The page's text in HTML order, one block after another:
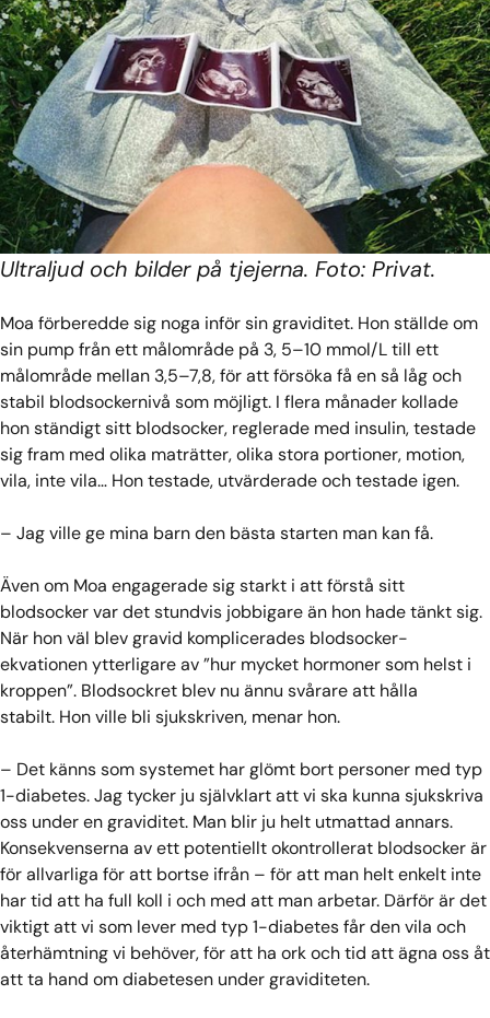
Ultraljud och bilder på tjejerna. Foto: Privat.
Moa förberedde sig noga inför sin graviditet. Hon ställde om
sin pump från ett målområde på 3, 5–10 mmol/L till ett
målområde mellan 3,5–7,8, för att försöka få en så låg och
stabil blodsockernivå som möjligt. I flera månader kollade
hon ständigt sitt blodsocker, reglerade med insulin, testade
sig fram med olika maträtter, olika stora portioner, motion,
vila, inte vila… Hon testade, utvärderade och testade igen.
– Jag ville ge mina barn den bästa starten man kan få.
Även om Moa engagerade sig starkt i att förstå sitt
blodsocker var det stundvis jobbigare än hon hade tänkt sig.
När hon väl blev gravid komplicerades blodsocker-
ekvationen ytterligare av ”hur mycket hormoner som helst i
kroppen”. Blodsockret blev nu ännu svårare att hålla
stabilt. Hon ville bli sjukskriven, menar hon.
– Det känns som systemet har glömt bort personer med typ
1-diabetes. Jag tycker ju självklart att vi ska kunna sjukskriva
oss under en graviditet. Man blir ju helt utmattad annars.
Konsekvenserna av ett potentiellt okontrollerat blodsocker är
för allvarliga för att bortse ifrån – för att man helt enkelt inte
har tid att ha full koll i och med att man arbetar. Därför är det
viktigt att vi som lever med typ 1-diabetes får den vila och
återhämtning vi behöver, för att ha ork och tid att ägna oss åt
att ta hand om diabetesen under graviditeten.